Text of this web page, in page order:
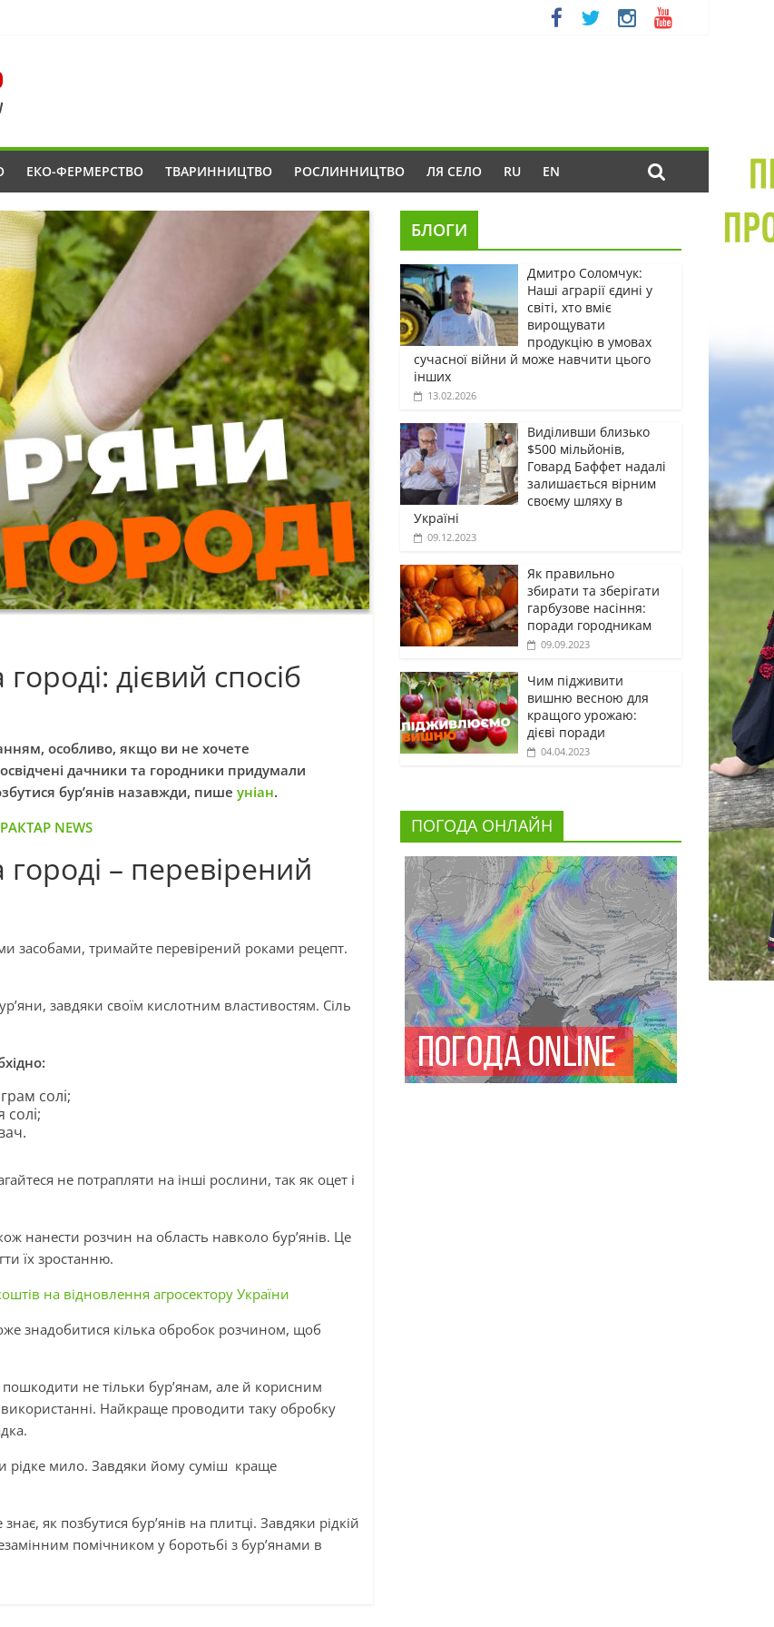
ЕКО-ФЕРМЕРСТВО ТВАРИННИЦТВО РОСЛИННИЦТВО ЛЯ СЕЛО RU EN
дієвий спосіб
особливо, якщо ви не хочете
дачники та городники придумали
бур’янів назавжди, пише уніан.
NEWS
городі – перевірений
засобами, тримайте перевірений роками рецепт.
завдяки своїм кислотним властивостям. Сіль
солі;
не потрапляти на інші рослини, так як оцет і
нанести розчин на область навколо бур’янів. Це
їх зростанню.
на відновлення агросектору України
знадобитися кілька обробок розчином, щоб
не тільки бур’янам, але й корисним
Найкраще проводити таку обробку
рідке мило. Завдяки йому суміш краще
як позбутися бур’янів на плитці. Завдяки рідкій
помічником у боротьбі з бур’янами в
БЛОГИ
Дмитро Соломчук:
Наші аграрії єдині у
світі, хто вміє
вирощувати
продукцію в умовах
сучасної війни й може навчити цього
інших
13.02.2026
Виділивши близько
$500 мільйонів,
Говард Баффет надалі
залишається вірним
своєму шляху в
Україні
09.12.2023
Як правильно
збирати та зберігати
гарбузове насіння:
поради городникам
09.09.2023
Чим підживити
вишню весною для
кращого урожаю:
дієві поради
04.04.2023
ПОГОДА ОНЛАЙН